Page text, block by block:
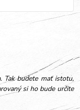
Tak budete mať istotu,
si ho bude určite